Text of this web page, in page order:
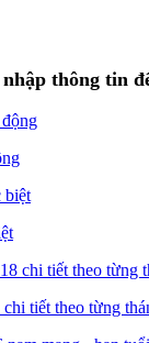
thông tin
tiết theo từng